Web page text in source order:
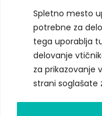
Spletno mesto
potrebne za
tega uporablja
delovanje
za prikazovanje
strani soglašate
Pravno obvestilo
Vračila
Zasebnost
© 2024 - JEMOTT